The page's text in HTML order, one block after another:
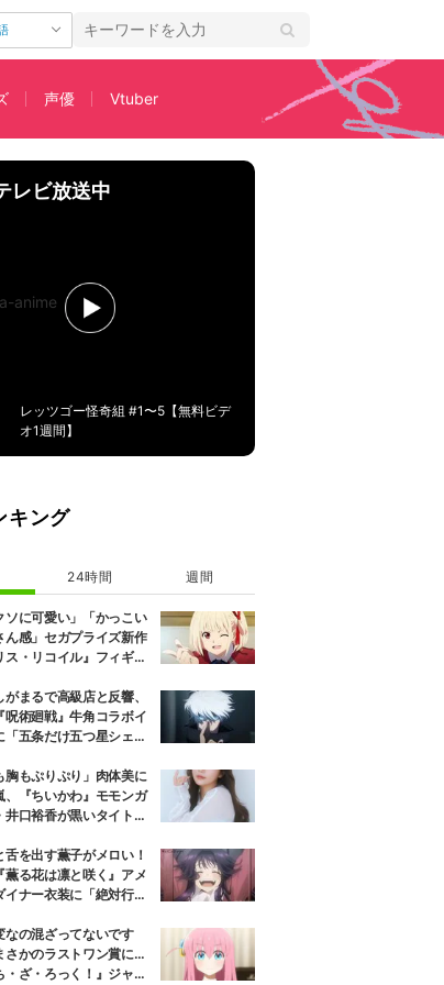
声優 Vtuber
レビ放送中
レッツゴー怪奇組 #1〜5【無料ビデ
オ1週間】
キング
24時間 週間
ソに可愛い」「かっこい
ん感」セガプライズ新作
ス・リコイル』フィギュ
まるで高級店と反響、
呪術廻戦』牛角コラボイ
「五条だけ五つ星シェ
胸もぷりぷり」肉体美に
、『ちいかわ』モモンガ
井口裕香が黒いタイトウ
舌を出す薫子がメロい！
薫る花は凛と咲く』アメ
イナー衣装に「絶対行き
なの混ざってないです
さかのラストワン賞に…
・ざ・ろっく！』ジャー